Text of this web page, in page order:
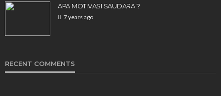
UNCATEGORIZED
спорт и Olimp Casino
Multiplikasi 1 month ago
APA MOTIVASI SAUDARA ?
7 years ago
RECENT COMMENTS